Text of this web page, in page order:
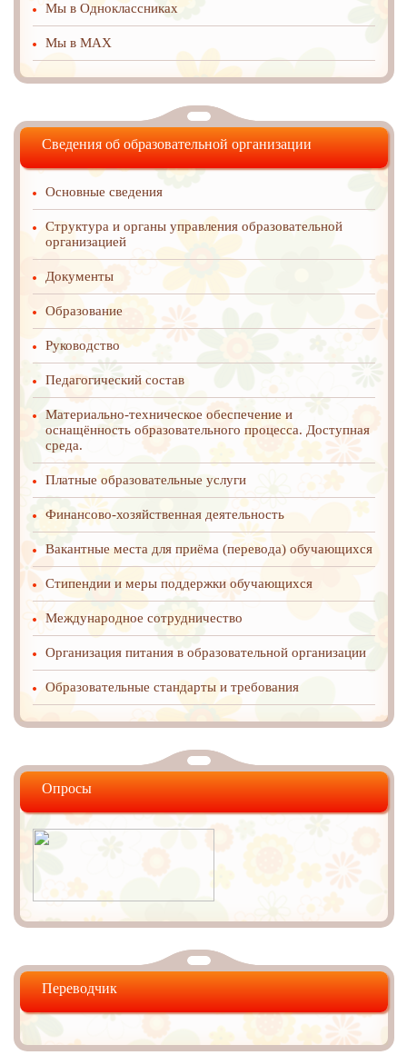
Мы в Одноклассниках
Мы в MAX
Сведения об образовательной организации
Основные сведения
Структура и органы управления образовательной
организацией
Документы
Образование
Руководство
Педагогический состав
Материально-техническое обеспечение и
оснащённость образовательного процесса. Доступная
среда.
Платные образовательные услуги
Финансово-хозяйственная деятельность
Вакантные места для приёма (перевода) обучающихся
Стипендии и меры поддержки обучающихся
Международное cотрудничество
Организация питания в образовательной организации
Образовательные стандарты и требования
Опросы
Переводчик